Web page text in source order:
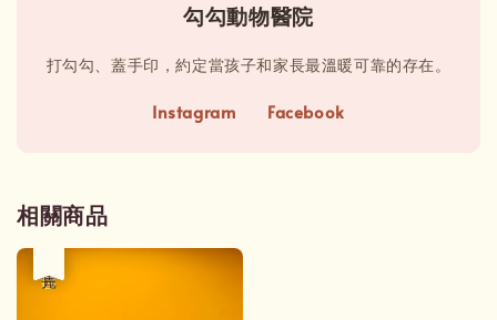
勾勾動物醫院
打勾勾、蓋手印，約定當孩子和家長最溫暖可靠的存在。
Instagram Facebook
相關商品